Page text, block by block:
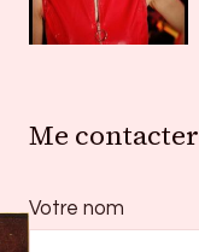
Me contacter
Votre nom